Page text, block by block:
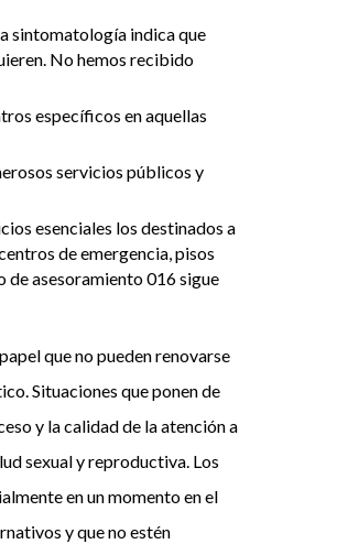
sintomatología indica que
No hemos recibido
específicos en aquellas
servicios públicos y
esenciales los destinados a
de emergencia, pisos
de asesoramiento 016 sigue
que no pueden renovarse
Situaciones que ponen de
y la calidad de la atención a
sexual y reproductiva. Los
en un momento en el
y que no estén